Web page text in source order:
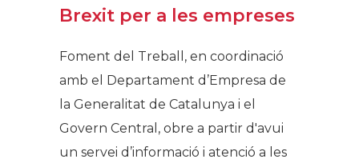
Brexit per a les empreses
Foment del Treball, en coordinació
amb el Departament d’Empresa de
la Generalitat de Catalunya i el
Govern Central, obre a partir d'avui
un servei d’informació i atenció a les